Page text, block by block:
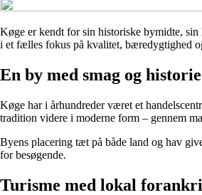
Køge er kendt for sin historiske bymidte, sin
i et fælles fokus på kvalitet, bæredygtighed
En by med smag og historie
Køge har i århundreder været et
tradition videre i moderne form – gennem
Byens placering tæt på både land og hav
for besøgende.
Turisme med lokal